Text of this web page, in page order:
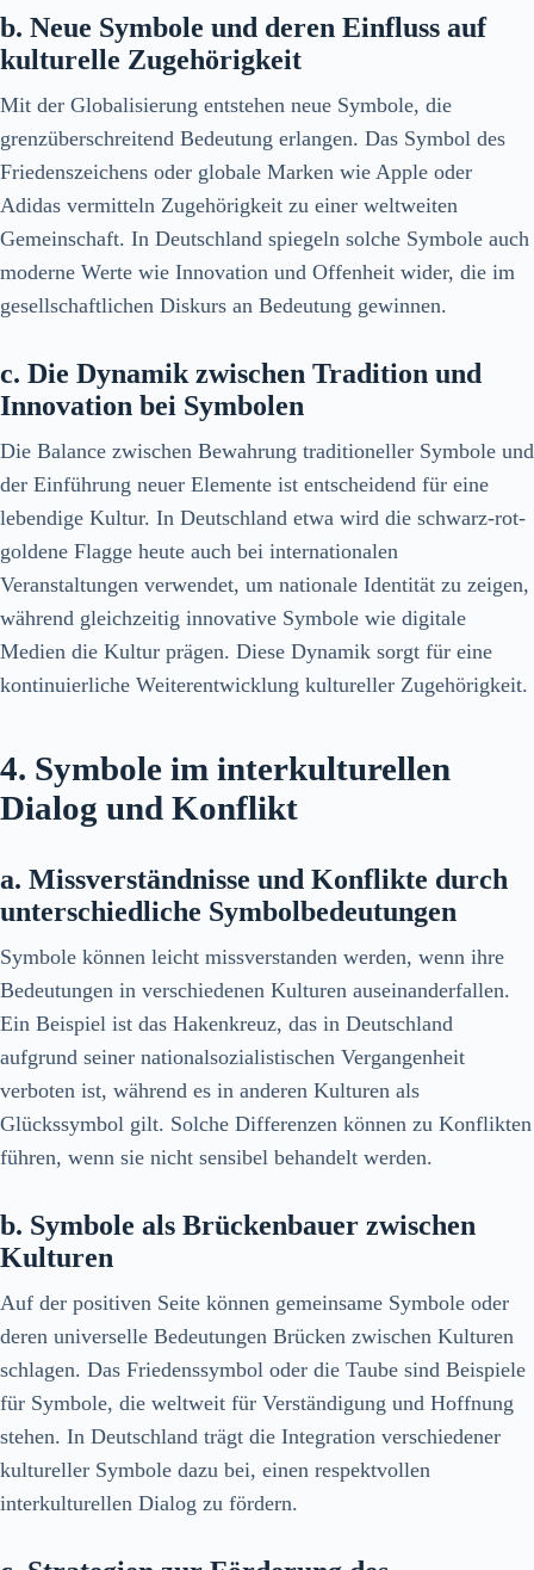
b. Neue Symbole und deren Einfluss auf
kulturelle Zugehörigkeit
Mit der Globalisierung entstehen neue Symbole, die
grenzüberschreitend Bedeutung erlangen. Das Symbol des
Friedenszeichens oder globale Marken wie Apple oder
Adidas vermitteln Zugehörigkeit zu einer weltweiten
Gemeinschaft. In Deutschland spiegeln solche Symbole auch
moderne Werte wie Innovation und Offenheit wider, die im
gesellschaftlichen Diskurs an Bedeutung gewinnen.
c. Die Dynamik zwischen Tradition und
Innovation bei Symbolen
Die Balance zwischen Bewahrung traditioneller Symbole und
der Einführung neuer Elemente ist entscheidend für eine
lebendige Kultur. In Deutschland etwa wird die schwarz-rot-
goldene Flagge heute auch bei internationalen
Veranstaltungen verwendet, um nationale Identität zu zeigen,
während gleichzeitig innovative Symbole wie digitale
Medien die Kultur prägen. Diese Dynamik sorgt für eine
kontinuierliche Weiterentwicklung kultureller Zugehörigkeit.
4. Symbole im interkulturellen
Dialog und Konflikt
a. Missverständnisse und Konflikte durch
unterschiedliche Symbolbedeutungen
Symbole können leicht missverstanden werden, wenn ihre
Bedeutungen in verschiedenen Kulturen auseinanderfallen.
Ein Beispiel ist das Hakenkreuz, das in Deutschland
aufgrund seiner nationalsozialistischen Vergangenheit
verboten ist, während es in anderen Kulturen als
Glückssymbol gilt. Solche Differenzen können zu Konflikten
führen, wenn sie nicht sensibel behandelt werden.
b. Symbole als Brückenbauer zwischen
Kulturen
Auf der positiven Seite können gemeinsame Symbole oder
deren universelle Bedeutungen Brücken zwischen Kulturen
schlagen. Das Friedenssymbol oder die Taube sind Beispiele
für Symbole, die weltweit für Verständigung und Hoffnung
stehen. In Deutschland trägt die Integration verschiedener
kultureller Symbole dazu bei, einen respektvollen
interkulturellen Dialog zu fördern.